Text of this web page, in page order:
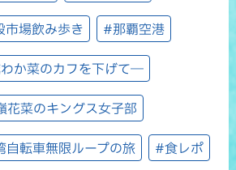
市場飲み歩き #那覇空港
か菜のカフを下げて―
花菜のキングス女子部
自転車無限ループの旅 #食レポ